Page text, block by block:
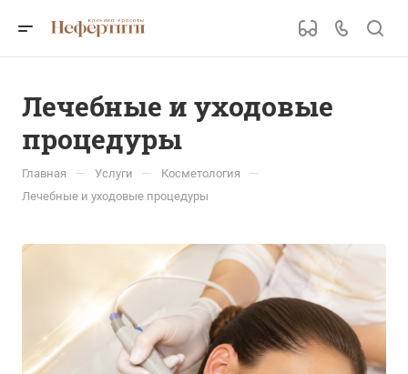
Лечебные и уходовые
процедуры
Главная — Услуги — Косметология —
Лечебные и уходовые процедуры